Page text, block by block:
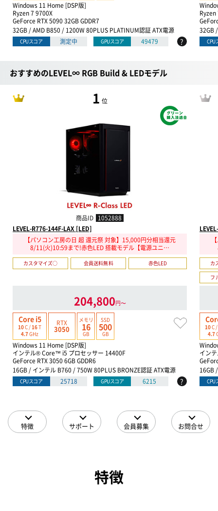
Windows 11 Home [DSP版]
Ryzen 7 9700X
GeForce RTX 5090 32GB GDDR7
32GB / AMD B850 / 1200W 80PLUS PLATINUM認証 ATX電源
CPUスコア 測定中 GPUスコア 49479 ?
Ryzen
32GB
CPU
おすすめのLEVEL∞ RGB Build & LEDモデル
1 位
商品ID 1052888
LEVEL-R776-144F-LAX [LED]
【パソコン工房の日 超 還元祭 対象】15,000円分相当還元
8/11(火)10:59まで!赤色LED 搭載モデル【電源ユニ…
カスタマイズ○ 会員送料無料 赤色LED
204,800円〜
Core i5
10C /16T
4.7GHz
RTX
3050
メモリ
16
GB
SSD
500
GB
Windows 11 Home [DSP版]
インテル® Core™ i5 プロセッサー 14400F
GeForce RTX 3050 6GB GDDR6
16GB / インテル B760 / 750W 80PLUS BRONZE認証 ATX電源
CPUスコア 25718 GPUスコア 6215 ?
カ
フ
10C /
4.7
イン
16GB
CPU
特徴 サポート 会員募集 お問合せ
特徴